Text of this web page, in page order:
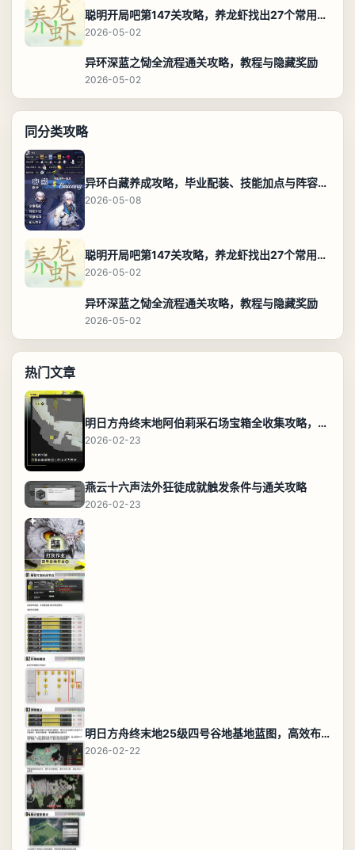
聪明开局吧第147关攻略，养龙虾找出27个常用字通关答案
2026-05-02
异环深蓝之恸全流程通关攻略，教程与隐藏奖励
2026-05-02
同分类攻略
异环白藏养成攻略，毕业配装、技能加点与阵容搭配保姆级解析
2026-05-08
聪明开局吧第147关攻略，养龙虾找出27个常用字通关答案
2026-05-02
异环深蓝之恸全流程通关攻略，教程与隐藏奖励
2026-05-02
热门文章
明日方舟终末地阿伯莉采石场宝箱全收集攻略，全点位分布图与路线
2026-02-23
燕云十六声法外狂徒成就触发条件与通关攻略
2026-02-23
明日方舟终末地25级四号谷地基地蓝图，高效布局规划
2026-02-22